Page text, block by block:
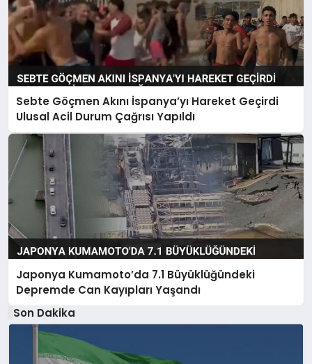
Sebte Göçmen Akını İspanya’yı Hareket Geçirdi
Ulusal Acil Durum Çağrısı Yapıldı
Japonya Kumamoto’da 7.1 Büyüklüğündeki
Depremde Can Kayıpları Yaşandı
Son Dakika